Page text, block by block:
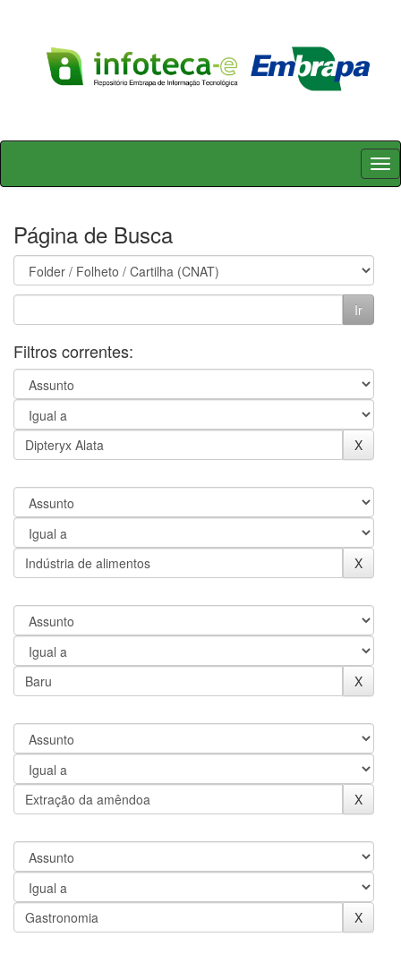
Skip
Página de Busca
Filtros correntes: